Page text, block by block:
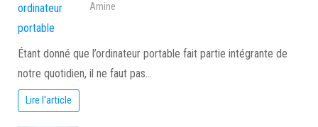
Amine
Étant donné que l’ordinateur portable fait partie intégrante de
notre quotidien, il ne faut pas…
Lire l'article